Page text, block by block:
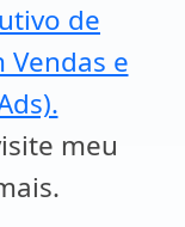
de
Vendas e
meu